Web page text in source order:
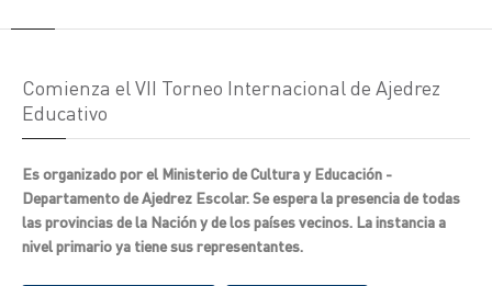
Comienza el VII Torneo Internacional de Ajedrez
Educativo
Es organizado por el Ministerio de Cultura y Educación -
Departamento de Ajedrez Escolar. Se espera la presencia de todas
las provincias de la Nación y de los países vecinos. La instancia a
nivel primario ya tiene sus representantes.